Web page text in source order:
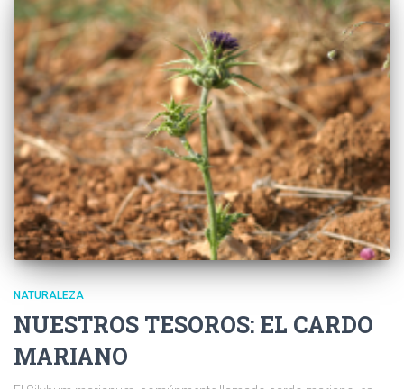
NATURALEZA
NUESTROS TESOROS: EL CARDO
MARIANO